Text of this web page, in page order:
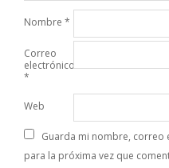
Nombre *
Correo
electrónico
*
Web
Guarda mi nombre, correo
para la próxima vez que